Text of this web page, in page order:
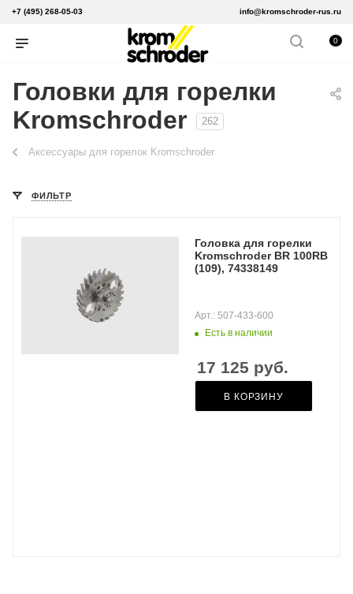
+7 (495) 268-05-03 info@kromschroder-rus.ru
0
Головки для горелки
Kromschroder
262
Аксессуары для горелок Kromschroder
ФИЛЬТР
Головка для горелки
Kromschroder BR 100RB
(109), 74338149
Есть в наличии
Арт.: 507-433-600
17 125 руб.
В КОРЗИНУ